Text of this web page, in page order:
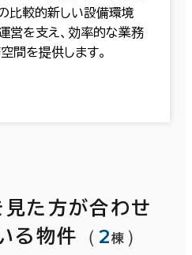
比較的新しい設備環境
営を支え、効率的な業務
間を提供します。
た方が合わせ
る物件
（ 2棟 ）